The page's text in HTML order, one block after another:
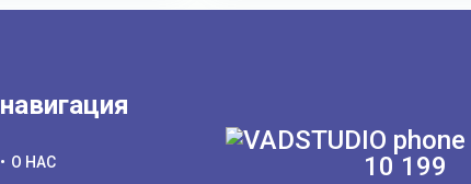
навигация
О НАС
10 199